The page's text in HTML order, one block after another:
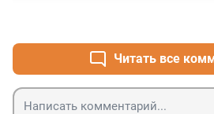
Читать все